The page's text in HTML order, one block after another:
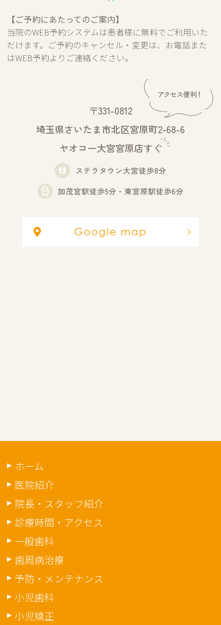
【ご予約にあたってのご案内】
当院のWEB予約システムは患者様に無料でご利用いた
だけます。ご予約のキャンセル・変更は、お電話また
はWEB予約よりご連絡ください。
〒331-0812
埼玉県さいたま市北区宮原町2-68-6
ヤオコー大宮宮原店すぐ
ステラタウン大宮徒歩8分
加茂宮駅徒歩5分・東宮原駅徒歩6分
Google map
ホーム
医院紹介
院長・スタッフ紹介
診療時間・アクセス
一般歯科
歯周病治療
予防・メンテナンス
小児歯科
小児矯正